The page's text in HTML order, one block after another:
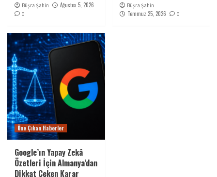
Büşra Şahin Ağustos 5, 2026
0
Büşra Şahin
Temmuz 25, 2026 0
Öne Çıkan Haberler
Google’ın Yapay Zekâ
Özetleri İçin Almanya’dan
Dikkat Çeken Karar